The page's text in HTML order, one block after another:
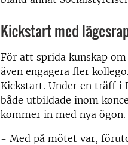
Kickstart med
För att sprida kunskap
även engagera fler
Kickstart. Under en träff i
både utbildade inom
kommer in med nya ögon.
- Med på mötet var,